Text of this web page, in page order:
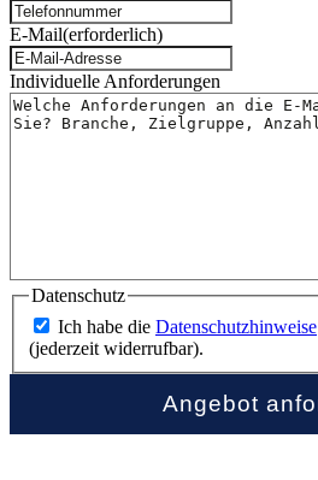
E-Mail(erforderlich)
Individuelle Anforderungen
Datenschutz
Ich habe die Datenschutzhinweise
(jederzeit widerrufbar).